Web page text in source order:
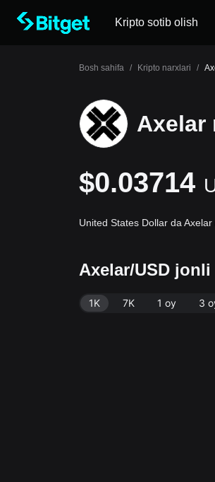
Kripto sotib olish
Bosh sahifa / Kripto narxlari /
Axelar
$0.03714
United States Dollar da
Axelar/USD
1K 7K 1 oy 3